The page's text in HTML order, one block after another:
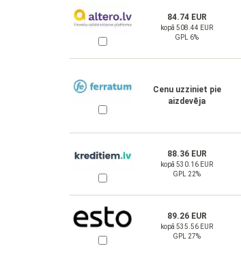
84.74 EUR
kopā 508.44 EUR
GPL 6%
Cenu uzziniet pie
aizdevēja
88.36 EUR
kopā 530.16 EUR
GPL 22%
89.26 EUR
kopā 535.56 EUR
GPL 27%